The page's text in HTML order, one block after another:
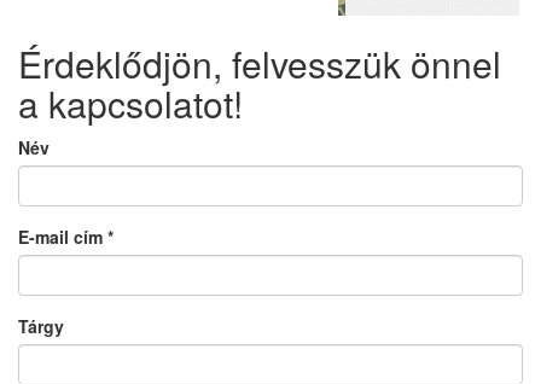
Érdeklődjön, felvesszük önnel
a kapcsolatot!
Név
E-mail cím *
Tárgy